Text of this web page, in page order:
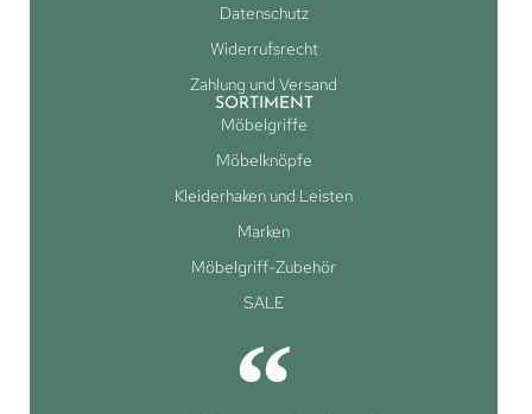
Datenschutz
Widerrufsrecht
Zahlung und Versand
SORTIMENT
Möbelgriffe
Möbelknöpfe
Kleiderhaken und Leisten
Marken
Möbelgriff-Zubehör
SALE